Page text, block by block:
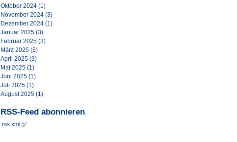
Oktober 2024 (1)
November 2024 (3)
Dezember 2024 (1)
Januar 2025 (3)
Februar 2025 (3)
März 2025 (5)
April 2025 (3)
Mai 2025 (1)
Juni 2025 (1)
Juli 2025 (1)
August 2025 (1)
RSS-Feed abonnieren
rss.xml